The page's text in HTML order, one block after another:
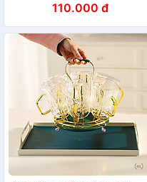
110.000 đ